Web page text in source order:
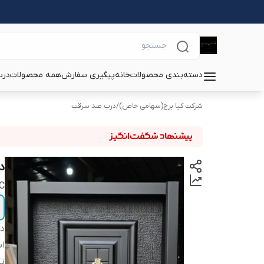
دسته‌بندی محصولاتخانهپیگیری سفارشهمه محصولات
شرکت کیا برج(سهامی خاص)/درب ضد سرقت